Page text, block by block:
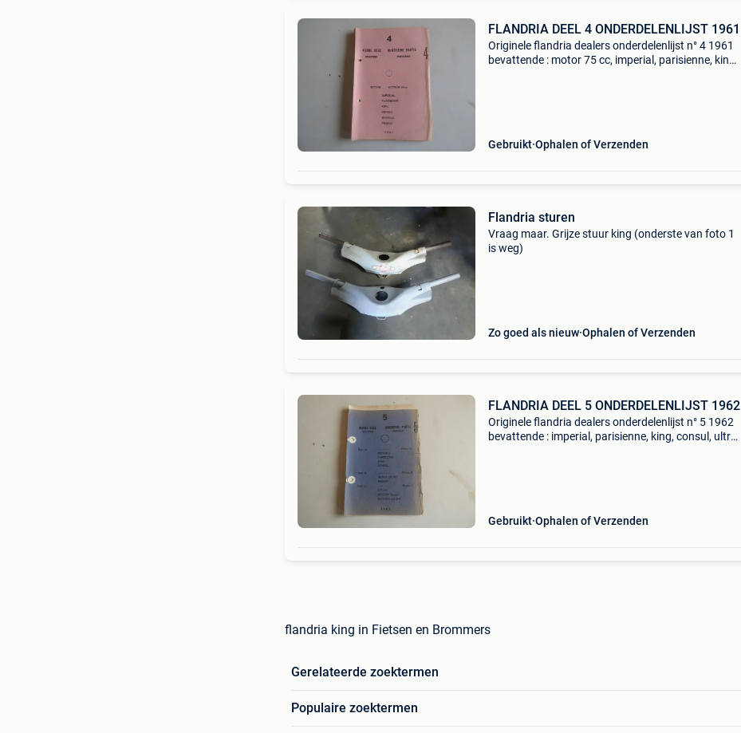
FLANDRIA DEEL 4 ONDERDELENLIJST 1961
Originele flandria dealers onderdelenlijst n° 4 1961
bevattende : motor 75 cc, imperial, parisienne, king,
Gebruikt Ophalen of Verzenden
Flandria sturen
Vraag maar. Grijze stuur king (onderste van foto 1
is weg)
Zo goed als nieuw Ophalen of Verzenden
FLANDRIA DEEL 5 ONDERDELENLIJST 1962
Originele flandria dealers onderdelenlijst n° 5 1962
bevattende : imperial, parisienne, king, consul, ultra
Gebruikt Ophalen of Verzenden
flandria king in Fietsen en Brommers
Gerelateerde zoektermen
Populaire zoektermen